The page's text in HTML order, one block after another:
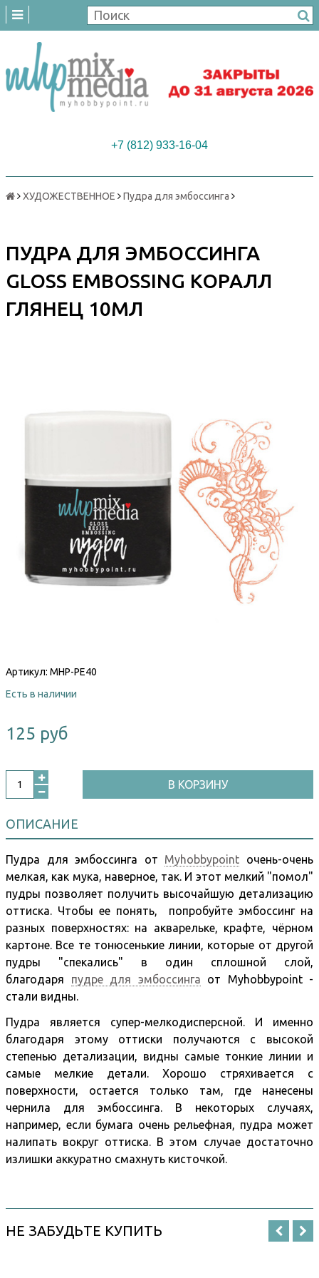
+7 (812) 933-16-04
ХУДОЖЕСТВЕННОЕ Пудра для эмбоссинга
ПУДРА ДЛЯ ЭМБОССИНГА
GLOSS EMBOSSING КОРАЛЛ
ГЛЯНЕЦ 10МЛ
Артикул: MHP-PE40
Есть в наличии
125 руб
В КОРЗИНУ
ОПИСАНИЕ
Пудра для эмбоссинга от Myhobbypoint очень-очень
мелкая, как мука, наверное, так. И этот мелкий "помол"
пудры позволяет получить высочайшую детализацию
оттиска. Чтобы ее понять, попробуйте эмбоссинг на
разных поверхностях: на акварельке, крафте, чёрном
картоне. Все те тонюсенькие линии, которые от другой
пудры "спекались" в один сплошной слой,
благодаря пудре для эмбоссинга от Myhobbypoint -
стали видны.
Пудра является супер-мелкодисперсной. И именно
благодаря этому оттиски получаются с высокой
степенью детализации, видны самые тонкие линии и
самые мелкие детали. Хорошо стряхивается с
поверхности, остается только там, где нанесены
чернила для эмбоссинга. В некоторых случаях,
например, если бумага очень рельефная, пудра может
налипать вокруг оттиска. В этом случае достаточно
излишки аккуратно смахнуть кисточкой.
НЕ ЗАБУДЬТЕ КУПИТЬ